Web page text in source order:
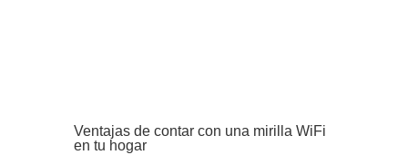
Ventajas de contar con una mirilla WiFi
en tu hogar